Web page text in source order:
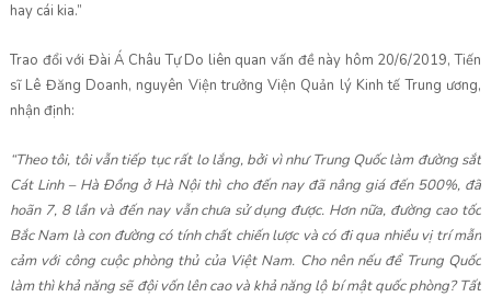
hay cái kia.”
Trao đổi với Đài Á Châu Tự Do liên quan vấn đề này hôm 20/6/2019, Tiến
sĩ Lê Đăng Doanh, nguyên Viện trưởng Viện Quản lý Kinh tế Trung ương,
nhận định:
“Theo tôi, tôi vẫn tiếp tục rất lo lắng, bởi vì như Trung Quốc làm đường sắt
Cát Linh – Hà Đồng ở Hà Nội thì cho đến nay đã nâng giá đến 500%, đã
hoãn 7, 8 lần và đến nay vẫn chưa sử dụng được. Hơn nữa, đường cao tốc
Bắc Nam là con đường có tính chất chiến lược và có đi qua nhiều vị trí mẫn
cảm với công cuộc phòng thủ của Việt Nam. Cho nên nếu để Trung Quốc
làm thì khả năng sẽ đội vốn lên cao và khả năng lộ bí mật quốc phòng? Tất